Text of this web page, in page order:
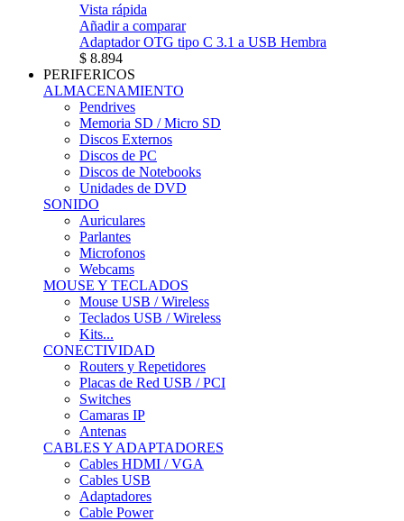
Vista rápida
Añadir a comparar
Adaptador OTG tipo C 3.1 a USB Hembra
$ 8.894
PERIFERICOS
ALMACENAMIENTO
Pendrives
Memoria SD / Micro SD
Discos Externos
Discos de PC
Discos de Notebooks
Unidades de DVD
SONIDO
Auriculares
Parlantes
Microfonos
Webcams
MOUSE Y TECLADOS
Mouse USB / Wireless
Teclados USB / Wireless
Kits...
CONECTIVIDAD
Routers y Repetidores
Placas de Red USB / PCI
Switches
Camaras IP
Antenas
CABLES Y ADAPTADORES
Cables HDMI / VGA
Cables USB
Adaptadores
Cable Power